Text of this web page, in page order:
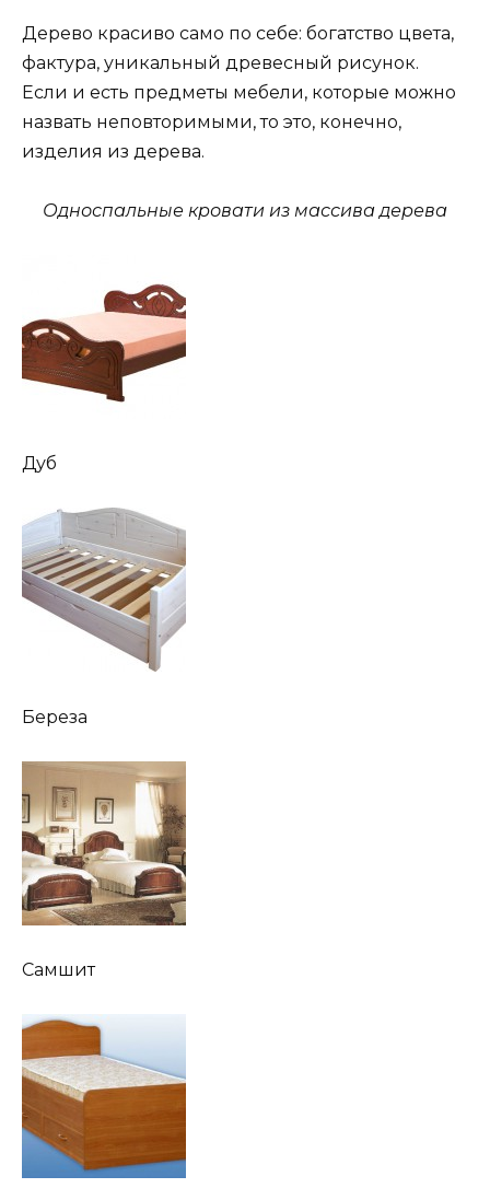
Дерево красиво само по себе: богатство цвета,
фактура, уникальный древесный рисунок.
Если и есть предметы мебели, которые можно
назвать неповторимыми, то это, конечно,
изделия из дерева.
Односпальные кровати из массива дерева
Дуб
Береза
Самшит